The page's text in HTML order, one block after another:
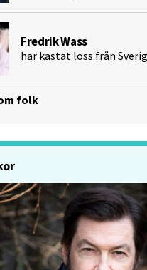
Fredrik Wass
har kastat loss från
folk